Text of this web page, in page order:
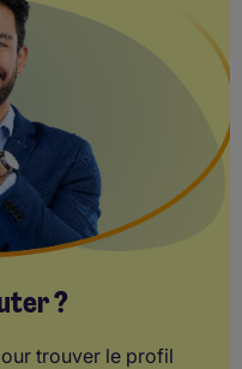
?
trouver le profil